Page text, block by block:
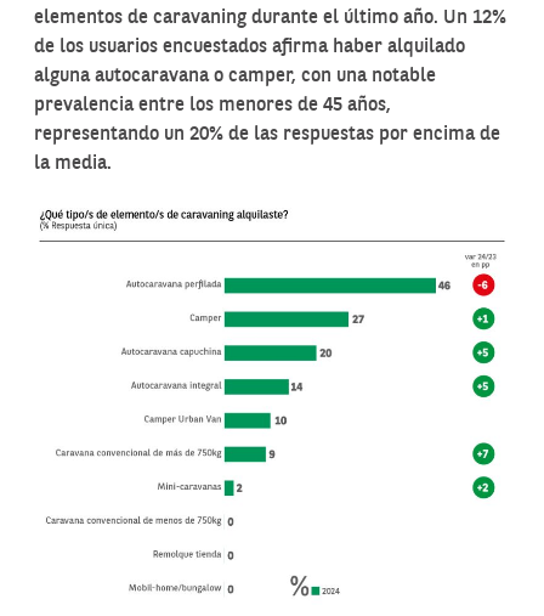
elementos de caravaning durante el último año. Un 12%
de los usuarios encuestados afirma haber alquilado
alguna autocaravana o camper, con una notable
prevalencia entre los menores de 45 años,
representando un 20% de las respuestas por encima de
la media.